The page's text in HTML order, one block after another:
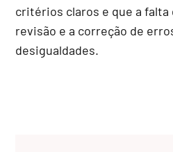
critérios claros e que a falta
revisão e a correção de
desigualdades.